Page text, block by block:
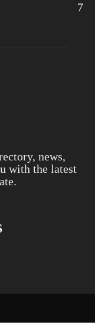
7
news,
with the latest